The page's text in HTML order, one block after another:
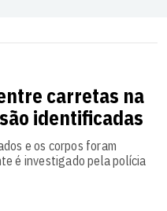
carretas na
identificadas
e os corpos foram
é investigado pela polícia